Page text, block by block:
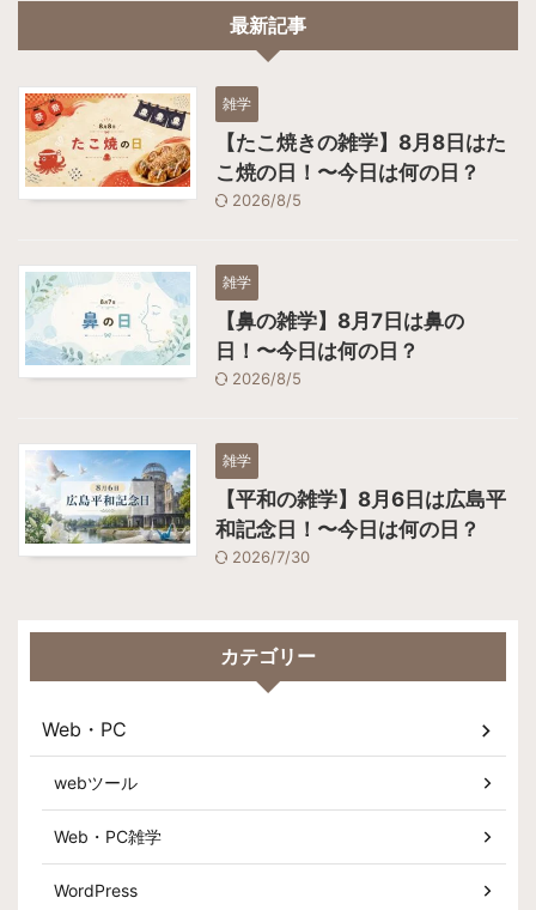
最新記事
雑学
【たこ焼きの雑学】8月8日はた
こ焼の日！〜今日は何の日？
2026/8/5
雑学
【鼻の雑学】8月7日は鼻の
日！〜今日は何の日？
2026/8/5
雑学
【平和の雑学】8月6日は広島平
和記念日！〜今日は何の日？
2026/7/30
カテゴリー
Web・PC
webツール
Web・PC雑学
WordPress